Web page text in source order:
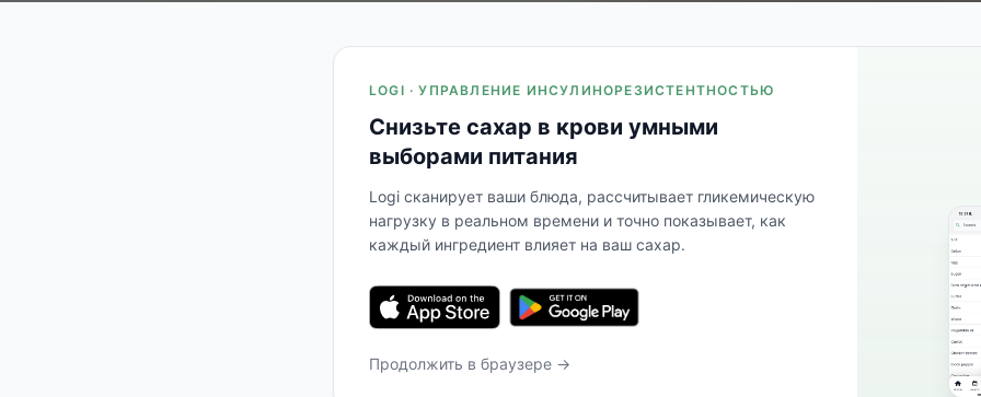
LOGI · УПРАВЛЕНИЕ ИНСУЛИНОРЕЗИСТЕНТНОСТЬЮ
Снизьте сахар в крови умными
выборами питания
Logi сканирует ваши блюда, рассчитывает гликемическую
нагрузку в реальном времени и точно показывает, как
каждый ингредиент влияет на ваш сахар.
Продолжить в браузере →